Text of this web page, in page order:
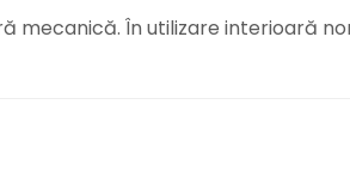
mecanică. În utilizare interioară